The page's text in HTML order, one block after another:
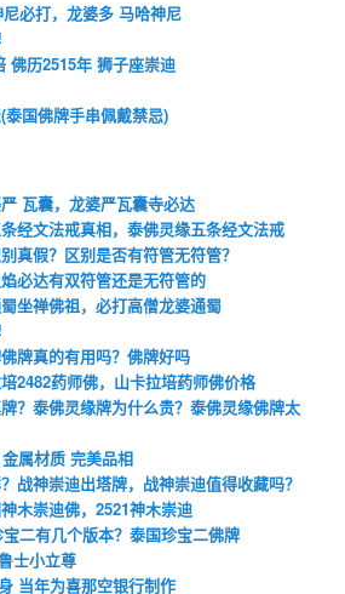
必打，龙婆多 马哈神尼
佛历2515年 狮子座崇迪
国佛牌手串佩戴禁忌)
瓦囊，龙婆严瓦囊寺必达
经文法戒真相，泰佛灵缘五条经文法戒
真假？区别是否有符管无符管？
必达有双符管还是无符管的
坐禅佛祖，必打高僧龙婆通蜀
牌真的有用吗？佛牌好吗
2482药师佛，山卡拉培药师佛价格
？泰佛灵缘牌为什么贵？泰佛灵缘佛牌太
属材质 完美品相
战神崇迪出塔牌，战神崇迪值得收藏吗？
木崇迪佛，2521神木崇迪
二有几个版本？泰国珍宝二佛牌
士小立尊
当年为喜那空银行制作